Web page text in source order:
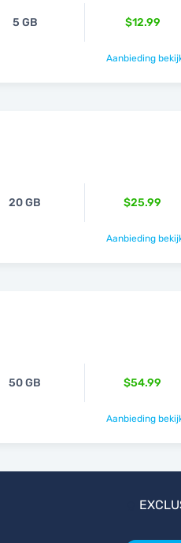
5 GB $12.99
Aanbieding
20 GB $25.99
Aanbieding
50 GB $54.99
Aanbieding